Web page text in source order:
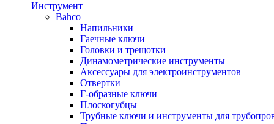
Инструмент
Bahco
Напильники
Гаечные ключи
Головки и трещотки
Динамометрические инструменты
Аксессуары для электроинструментов
Отвертки
Г-образные ключи
Плоскогубцы
Трубные ключи и инструменты для